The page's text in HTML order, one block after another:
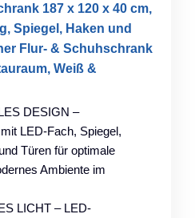
187 x 120 x 40 cm,
Spiegel, Haken und
Flur- & Schuhschrank
Weiß &
DESIGN –
LED-Fach, Spiegel,
Türen für optimale
Ambiente im
LICHT – LED-